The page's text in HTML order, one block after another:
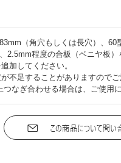
（角穴もしくは長穴）、60
2.5mm程度の合板（ベニヤ板
加してください。
不足することがありますので
なぎ合わせる場合は、ご使用